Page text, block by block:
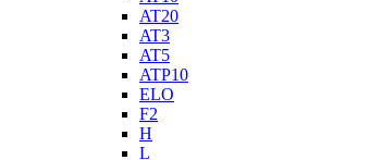
AT20
AT3
AT5
ATP10
ELO
F2
H
L